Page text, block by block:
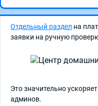
Отдельный раздел на
заявки на ручную
Это значительно
админов.